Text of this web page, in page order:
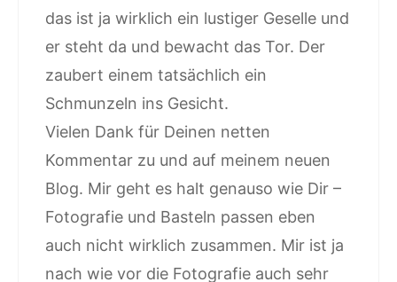
das ist ja wirklich ein lustiger Geselle und
er steht da und bewacht das Tor. Der
zaubert einem tatsächlich ein
Schmunzeln ins Gesicht.
Vielen Dank für Deinen netten
Kommentar zu und auf meinem neuen
Blog. Mir geht es halt genauso wie Dir –
Fotografie und Basteln passen eben
auch nicht wirklich zusammen. Mir ist ja
nach wie vor die Fotografie auch sehr